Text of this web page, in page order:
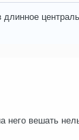
него вешать